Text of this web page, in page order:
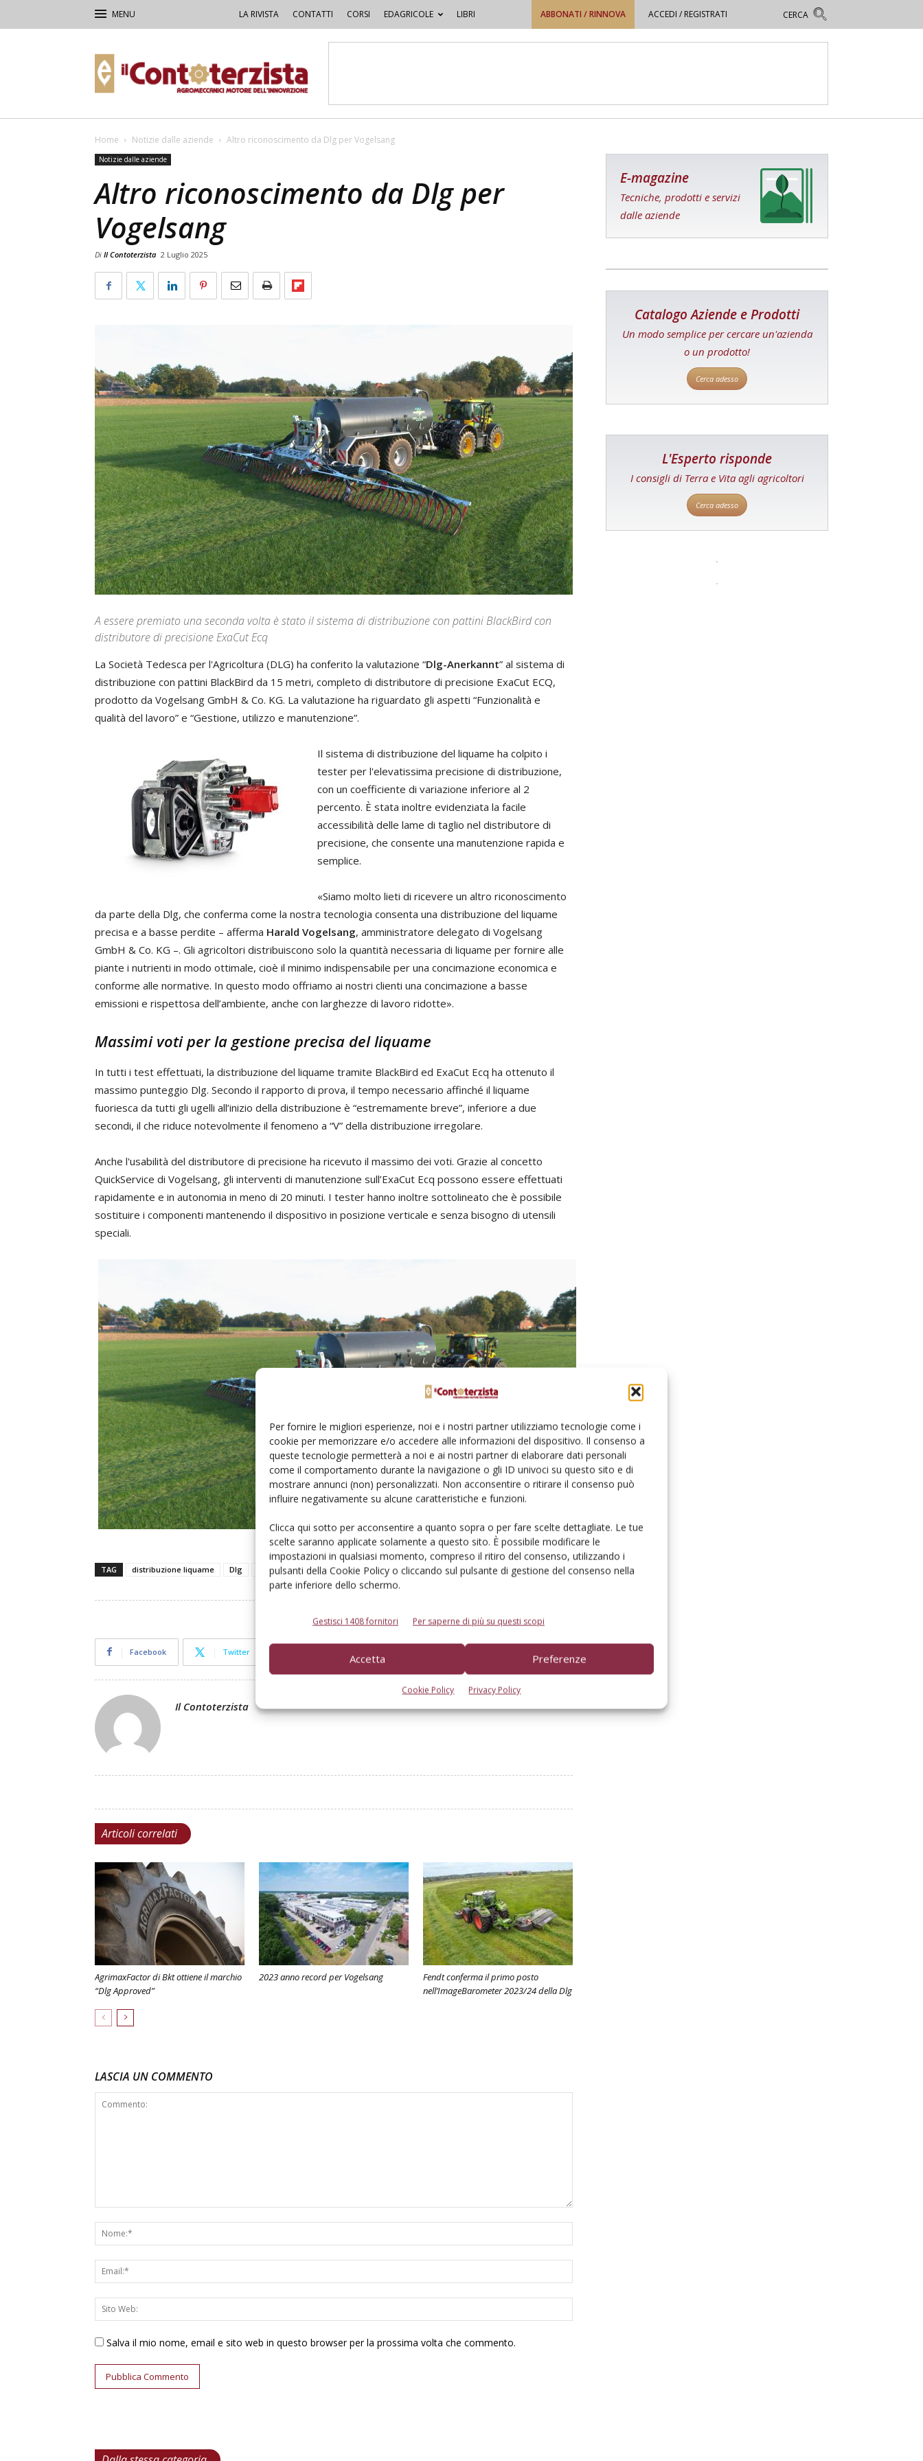
Per fornire le migliori esperienze, noi e i nostri partner utilizziamo tecnologie come i
cookie per memorizzare e/o accedere alle informazioni del dispositivo. Il consenso a
queste tecnologie permetterà a noi e ai nostri partner di elaborare dati personali
come il comportamento durante la navigazione o gli ID univoci su questo sito e di
mostrare annunci (non) personalizzati. Non acconsentire o ritirare il consenso può
influire negativamente su alcune caratteristiche e funzioni.
Clicca qui sotto per acconsentire a quanto sopra o per fare scelte dettagliate. Le tue
scelte saranno applicate solamente a questo sito. È possibile modificare le
impostazioni in qualsiasi momento, compreso il ritiro del consenso, utilizzando i
pulsanti della Cookie Policy o cliccando sul pulsante di gestione del consenso nella
parte inferiore dello schermo.
Gestisci 1408 fornitori Per saperne di più su questi scopi
Accetta Preferenze
Cookie Policy Privacy Policy
LA RIVISTA CONTATTI CORSI EDAGRICOLE LIBRI ABBONATI / RINNOVA ACCEDI / REGISTRATI
Contoterzista
Home Notizie dalle aziende Altro riconoscimento da Dlg per Vogelsang
Notizie dalle aziende
Altro riconoscimento da Dlg per
Vogelsang
Di Il Contoterzista 2 Luglio 2025
A essere premiato una seconda volta è stato il sistema di distribuzione con pattini BlackBird con
distributore di precisione ExaCut Ecq
La Società Tedesca per l'Agricoltura (DLG) ha conferito la valutazione “Dlg-Anerkannt” al sistema di
distribuzione con pattini BlackBird da 15 metri, completo di distributore di precisione ExaCut ECQ,
prodotto da Vogelsang GmbH & Co. KG. La valutazione ha riguardato gli aspetti “Funzionalità e
qualità del lavoro” e “Gestione, utilizzo e manutenzione”.
Il sistema di distribuzione del liquame ha colpito i
tester per l'elevatissima precisione di distribuzione,
con un coefficiente di variazione inferiore al 2
percento. È stata inoltre evidenziata la facile
accessibilità delle lame di taglio nel distributore di
precisione, che consente una manutenzione rapida e
semplice.
«Siamo molto lieti di ricevere un altro riconoscimento
da parte della Dlg, che conferma come la nostra tecnologia consenta una distribuzione del liquame
precisa e a basse perdite – afferma Harald Vogelsang, amministratore delegato di Vogelsang
GmbH & Co. KG –. Gli agricoltori distribuiscono solo la quantità necessaria di liquame per fornire alle
piante i nutrienti in modo ottimale, cioè il minimo indispensabile per una concimazione economica e
conforme alle normative. In questo modo offriamo ai nostri clienti una concimazione a basse
emissioni e rispettosa dell’ambiente, anche con larghezze di lavoro ridotte».
Massimi voti per la gestione precisa del liquame
In tutti i test effettuati, la distribuzione del liquame tramite BlackBird ed ExaCut Ecq ha ottenuto il
massimo punteggio Dlg. Secondo il rapporto di prova, il tempo necessario affinché il liquame
fuoriesca da tutti gli ugelli all’inizio della distribuzione è “estremamente breve”, inferiore a due
secondi, il che riduce notevolmente il fenomeno a “V” della distribuzione irregolare.
Anche l'usabilità del distributore di precisione ha ricevuto il massimo dei voti. Grazie al concetto
QuickService di Vogelsang, gli interventi di manutenzione sull’ExaCut Ecq possono essere effettuati
rapidamente e in autonomia in meno di 20 minuti. I tester hanno inoltre sottolineato che è possibile
sostituire i componenti mantenendo il dispositivo in posizione verticale e senza bisogno di utensili
speciali.
TAG distribuzione liquame Dlg Vogelsang
Facebook Twitter
Il Contoterzista
Articoli correlati
AgrimaxFactor di Bkt ottiene il marchio
“Dlg Approved”
2023 anno record per Vogelsang
Fendt conferma il primo posto
nell’ImageBarometer 2023/24 della Dlg
LASCIA UN COMMENTO
Salva il mio nome, email e sito web in questo browser per la prossima volta che commento.
E-magazine
Tecniche, prodotti e servizi
dalle aziende
Catalogo Aziende e Prodotti
Un modo semplice per cercare un'azienda
o un prodotto!
Cerca adesso
L'Esperto risponde
I consigli di Terra e Vita agli agricoltori
Cerca adesso